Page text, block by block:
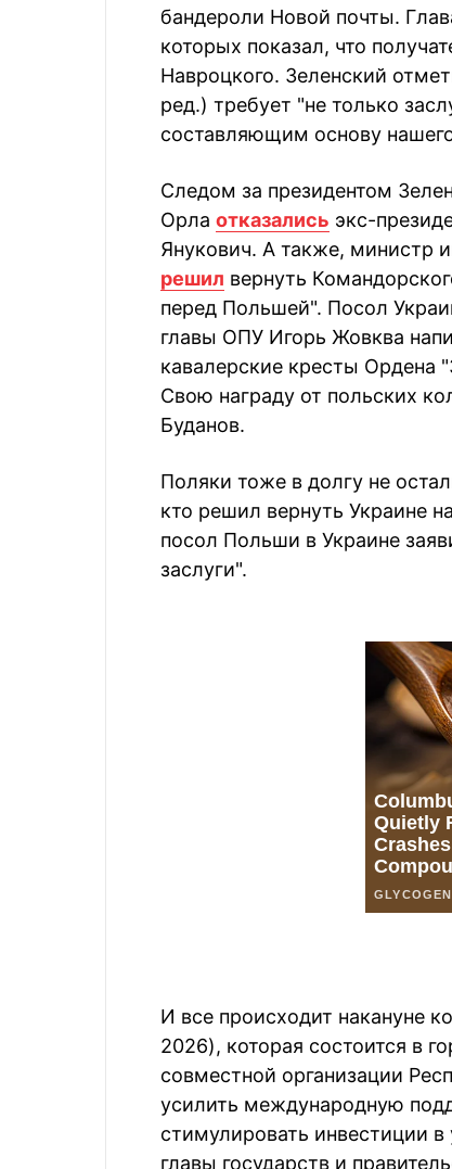
бандероли Новой почты.
которых показал, что
Навроцкого. Зеленский
ред.) требует "не только
составляющим основу
Следом за президентом
Орла отказались экс-
Янукович. А также, министр
решил вернуть
перед Польшей". Посол
главы ОПУ Игорь Жовква
кавалерские кресты Ордена
Свою награду от польских
Буданов.
Поляки тоже в долгу не
кто решил вернуть Украине
посол Польши в Украине
заслуги".
И все происходит накануне
2026), которая состоится в
совместной организации
усилить международную
стимулировать инвестиции
главы государств и